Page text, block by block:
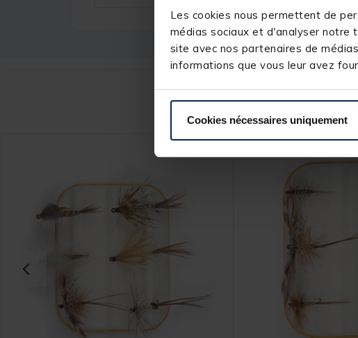
Les cookies nous permettent de
médias sociaux et d'analyser notre
site avec nos partenaires de
informations que vous leur avez
Cookies nécessaires uniquement
Ces